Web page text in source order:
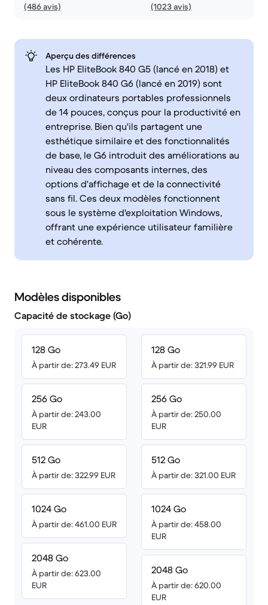
(486 avis)
(1023 avis)
Aperçu des différences
Les HP EliteBook 840 G5 (lancé en 2018) et
HP EliteBook 840 G6 (lancé en 2019) sont
deux ordinateurs portables professionnels
de 14 pouces, conçus pour la productivité en
entreprise. Bien qu'ils partagent une
esthétique similaire et des fonctionnalités
de base, le G6 introduit des améliorations au
niveau des composants internes, des
options d'affichage et de la connectivité
sans fil. Ces deux modèles fonctionnent
sous le système d'exploitation Windows,
offrant une expérience utilisateur familière
et cohérente.
Modèles disponibles
Capacité de stockage (Go)
128 Go
À partir de: 273.49 EUR
256 Go
À partir de: 243.00
EUR
512 Go
À partir de: 322.99 EUR
1024 Go
À partir de: 461.00 EUR
2048 Go
À partir de: 623.00
EUR
128 Go
À partir de: 321.99 EUR
256 Go
À partir de: 250.00
EUR
512 Go
À partir de: 321.00 EUR
1024 Go
À partir de: 458.00
EUR
2048 Go
À partir de: 620.00
EUR